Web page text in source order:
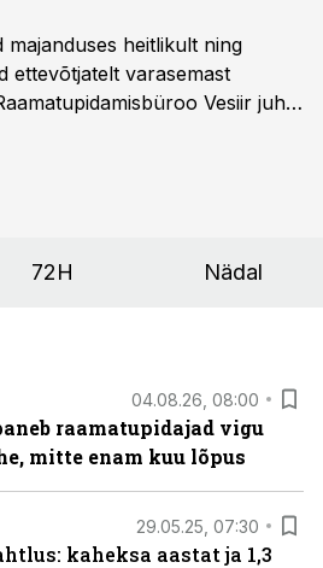
majanduses heitlikult ning
ettevõtjatelt varasemast
Vesiir juht
72H Nädal
04.08.26, 08:00
raamatupidajad vigu
mitte enam kuu lõpus
29.05.25, 07:30
kaheksa aastat ja 1,3